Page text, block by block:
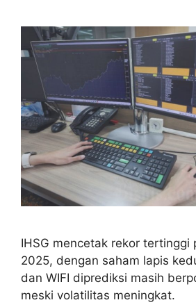
IHSG mencetak rekor tertinggi
2025, dengan saham lapis
dan WIFI diprediksi masih
meski volatilitas meningkat.